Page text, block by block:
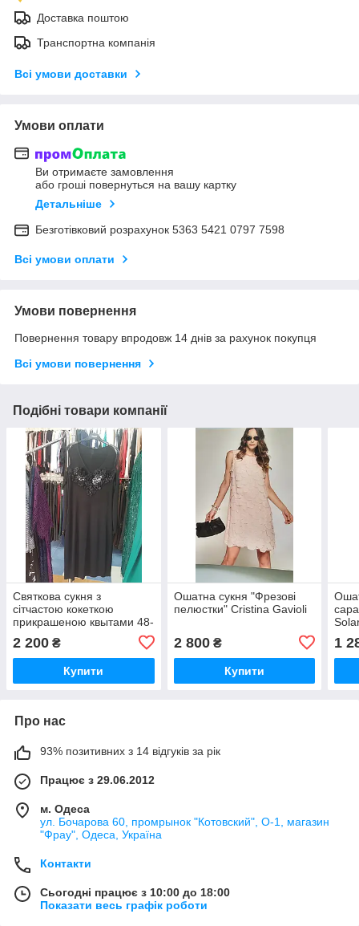
Доставка поштою
Транспортна компанія
Всі умови доставки
Умови оплати
Ви отримаєте замовлення
або гроші повернуться на вашу картку
Детальніше
Безготівковий розрахунок 5363 5421 0797 7598
Всі умови оплати
Умови повернення
Повернення товару впродовж 14 днів за рахунок покупця
Всі умови повернення
Подібні товари компанії
Святкова сукня з
сітчастою кокеткою
прикрашеною квытами 48-
2 200 ₴
Купити
Ошатна сукня "Фрезові
пелюстки" Cristina Gavioli
2 800₴
Купити
1
Про нас
93% позитивних з 14 відгуків за рік
Працює з 29.06.2012
м. Одеса
ул. Бочарова 60, промрынок "Котовский", О-1, магазин
"Фрау", Одеса, Україна
Контакти
Сьогодні працює з 10:00 до 18:00
Показати весь графік роботи